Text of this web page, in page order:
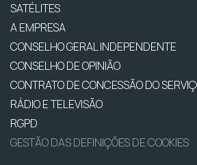
SATÉLITES
A EMPRESA
CONSELHO GERAL INDEPENDENTE
CONSELHO DE OPINIÃO
CONTRATO DE CONCESSÃO DO
RÁDIO E TELEVISÃO
RGPD
GESTÃO DAS DEFINIÇÕES DE COOKIES